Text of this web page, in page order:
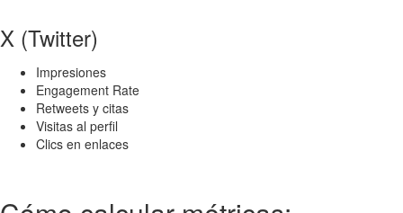
X (Twitter)
Impresiones
Engagement Rate
Retweets y citas
Visitas al perfil
Clics en enlaces